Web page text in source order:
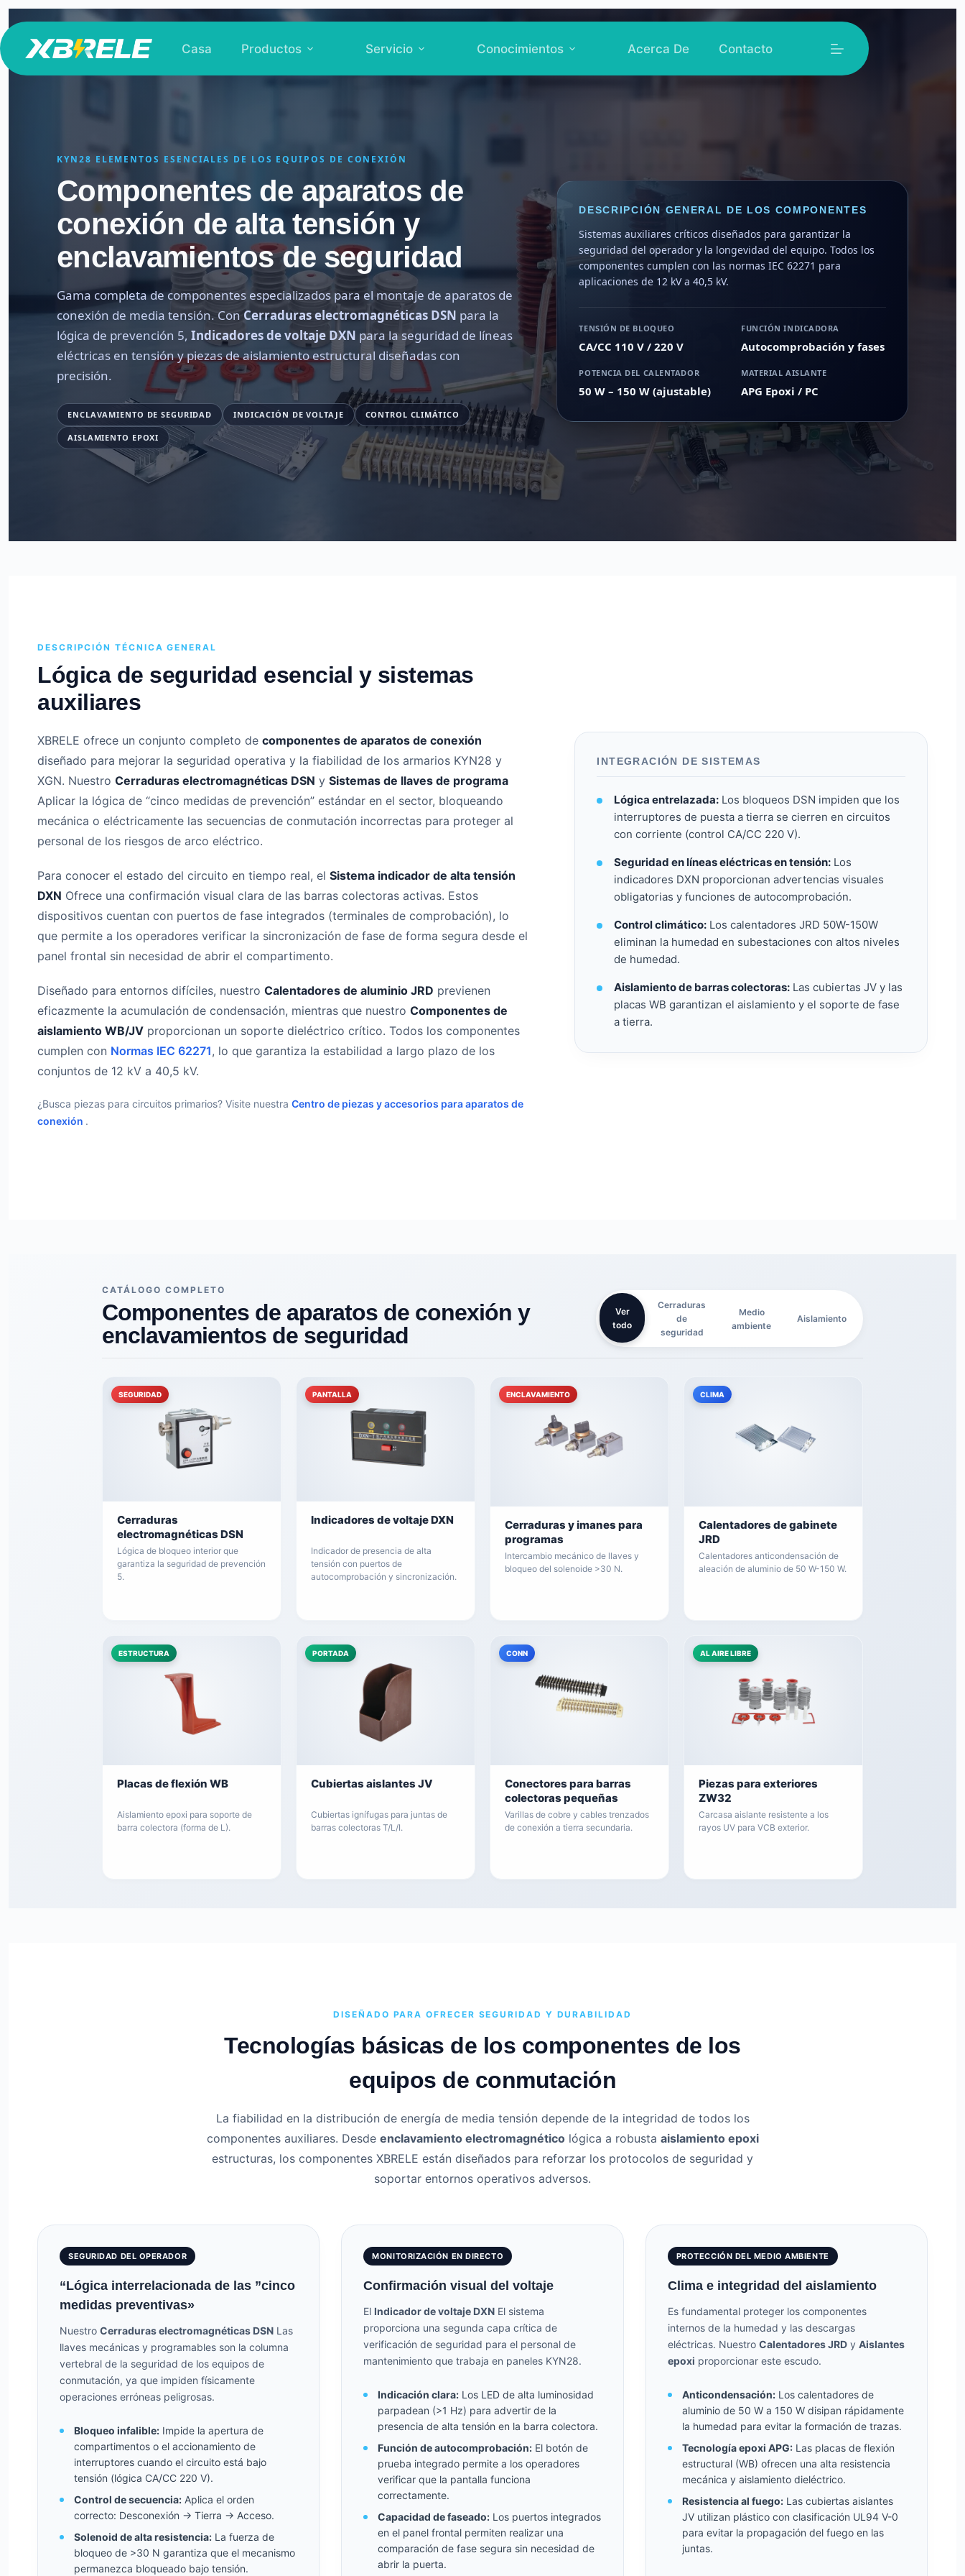
Saltar
al
contenido
Casa Productos Servicio Conocimientos Acerca De Contacto
KYN28 ELEMENTOS ESENCIALES DE LOS EQUIPOS DE CONEXIÓN
Componentes de aparatos de
conexión de alta tensión y
enclavamientos de seguridad
Gama completa de componentes especializados para el montaje de aparatos de
conexión de media tensión. ConCerraduras electromagnéticas DSN para la
lógica de prevención 5,Indicadores de voltaje DXN para la seguridad de líneas
eléctricas en tensión y piezas de aislamiento estructural diseñadas con
precisión.
ENCLAVAMIENTO DE SEGURIDAD INDICACIÓN DE VOLTAJE CONTROL CLIMÁTICO
AISLAMIENTO EPOXI
DESCRIPCIÓN GENERAL DE LOS COMPONENTES
Sistemas auxiliares críticos diseñados para garantizar la
seguridad del operador y la longevidad del equipo. Todos los
componentes cumplen con las normas IEC 62271 para
aplicaciones de 12 kV a 40,5 kV.
TENSIÓN DE BLOQUEO
CA/CC 110 V / 220 V
FUNCIÓN INDICADORA
Autocomprobación y fases
POTENCIA DEL CALENTADOR
50 W – 150 W (ajustable)
MATERIAL AISLANTE
APG Epoxi / PC
DESCRIPCIÓN TÉCNICA GENERAL
Lógica de seguridad esencial y sistemas
auxiliares
XBRELE ofrece un conjunto completo de componentes de aparatos de conexión
diseñado para mejorar la seguridad operativa y la fiabilidad de los armarios KYN28 y
XGN. Nuestro Cerraduras electromagnéticas DSN y Sistemas de llaves de programa
Aplicar la lógica de “cinco medidas de prevención” estándar en el sector, bloqueando
mecánica o eléctricamente las secuencias de conmutación incorrectas para proteger al
personal de los riesgos de arco eléctrico.
Para conocer el estado del circuito en tiempo real, el Sistema indicador de alta tensión
DXN Ofrece una confirmación visual clara de las barras colectoras activas. Estos
dispositivos cuentan con puertos de fase integrados (terminales de comprobación), lo
que permite a los operadores verificar la sincronización de fase de forma segura desde el
panel frontal sin necesidad de abrir el compartimento.
Diseñado para entornos difíciles, nuestro Calentadores de aluminio JRD previenen
eficazmente la acumulación de condensación, mientras que nuestro Componentes de
aislamiento WB/JV proporcionan un soporte dieléctrico crítico. Todos los componentes
cumplen con Normas IEC 62271, lo que garantiza la estabilidad a largo plazo de los
conjuntos de 12 kV a 40,5 kV.
¿Busca piezas para circuitos primarios? Visite nuestra Centro de piezas y accesorios para aparatos de
conexión .
INTEGRACIÓN DE SISTEMAS
Lógica entrelazada: Los bloqueos DSN impiden que los
interruptores de puesta a tierra se cierren en circuitos
con corriente (control CA/CC 220 V).
Seguridad en líneas eléctricas en tensión: Los
indicadores DXN proporcionan advertencias visuales
obligatorias y funciones de autocomprobación.
Control climático: Los calentadores JRD 50W-150W
eliminan la humedad en subestaciones con altos niveles
de humedad.
Aislamiento de barras colectoras: Las cubiertas JV y las
placas WB garantizan el aislamiento y el soporte de fase
a tierra.
CATÁLOGO COMPLETO
Componentes de aparatos de conexión y
enclavamientos de seguridad
Ver
todo
Cerraduras
de
seguridad
Medio
ambiente
Aislamiento
SEGURIDAD
Cerraduras
electromagnéticas DSN
Lógica de bloqueo interior que
garantiza la seguridad de prevención
5.
PANTALLA
Indicadores de voltaje DXN
Indicador de presencia de alta
tensión con puertos de
autocomprobación y sincronización.
ENCLAVAMIENTO
Cerraduras y imanes para
programas
Intercambio mecánico de llaves y
bloqueo del solenoide >30 N.
CLIMA
Calentadores de gabinete
JRD
Calentadores anticondensación de
aleación de aluminio de 50 W-150 W.
ESTRUCTURA
Placas de flexión WB
Aislamiento epoxi para soporte de
barra colectora (forma de L).
PORTADA
Cubiertas aislantes JV
Cubiertas ignífugas para juntas de
barras colectoras T/L/I.
CONN
Conectores para barras
colectoras pequeñas
Varillas de cobre y cables trenzados
de conexión a tierra secundaria.
AL AIRE LIBRE
Piezas para exteriores
ZW32
Carcasa aislante resistente a los
rayos UV para VCB exterior.
DISEÑADO PARA OFRECER SEGURIDAD Y DURABILIDAD
Tecnologías básicas de los componentes de los
equipos de conmutación
La fiabilidad en la distribución de energía de media tensión depende de la integridad de todos los
componentes auxiliares. Desde enclavamiento electromagnéticológica a robusta aislamiento epoxi
estructuras, los componentes XBRELE están diseñados para reforzar los protocolos de seguridad y
soportar entornos operativos adversos.
SEGURIDAD DEL OPERADOR
“Lógica interrelacionada de las ”cinco
medidas preventivas»
Nuestro Cerraduras electromagnéticas DSN Las
llaves mecánicas y programables son la columna
vertebral de la seguridad de los equipos de
conmutación, ya que impiden físicamente
operaciones erróneas peligrosas.
Bloqueo infalible: Impide la apertura de
compartimentos o el accionamiento de
interruptores cuando el circuito está bajo
tensión (lógica CA/CC 220 V).
Control de secuencia: Aplica el orden
correcto: Desconexión -> Tierra -> Acceso.
Solenoid de alta resistencia: La fuerza de
bloqueo de >30 N garantiza que el mecanismo
permanezca bloqueado bajo tensión.
MONITORIZACIÓN EN DIRECTO
Confirmación visual del voltaje
El Indicador de voltaje DXN El sistema
proporciona una segunda capa crítica de
verificación de seguridad para el personal de
mantenimiento que trabaja en paneles KYN28.
Indicación clara: Los LED de alta luminosidad
parpadean (>1 Hz) para advertir de la
presencia de alta tensión en la barra colectora.
Función de autocomprobación: El botón de
prueba integrado permite a los operadores
verificar que la pantalla funciona
correctamente.
Capacidad de faseado: Los puertos integrados
en el panel frontal permiten realizar una
comparación de fase segura sin necesidad de
abrir la puerta.
PROTECCIÓN DEL MEDIO AMBIENTE
Clima e integridad del aislamiento
Es fundamental proteger los componentes
internos de la humedad y las descargas
eléctricas. Nuestro Calentadores JRDy Aislantes
epoxi proporcionar este escudo.
Anticondensación:Los calentadores de
aluminio de 50 W a 150 W disipan rápidamente
la humedad para evitar la formación de trazas.
Tecnología epoxi APG:Las placas de flexión
estructural (WB) ofrecen una alta resistencia
mecánica y aislamiento dieléctrico.
Resistencia al fuego:Las cubiertas aislantes
JV utilizan plástico con clasificación UL94 V-0
para evitar la propagación del fuego en las
juntas.